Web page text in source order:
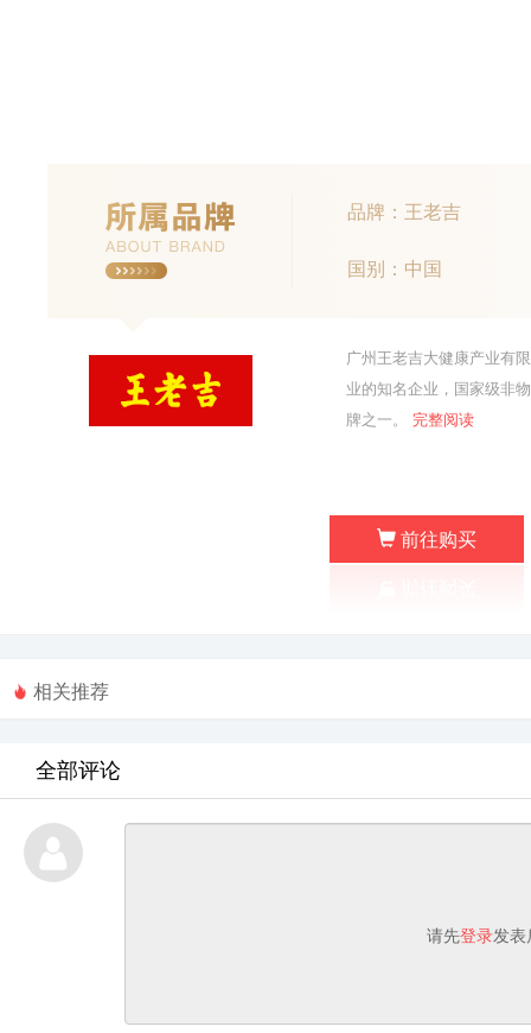
品牌：王老吉
国别：中国
广州王老吉大健康产业有
业的知名企业，国家级非
牌之一。 完整阅读
前往购买
相关推荐
全部评论
请先登录发表